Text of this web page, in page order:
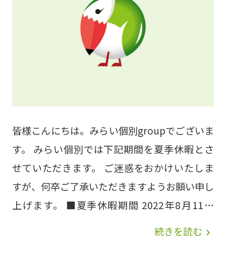
皆様こんにちは。みらい個別groupでございま
す。 みらい個別では下記期間を夏季休暇とさ
せていただきます。 ご迷惑をおかけいたしま
すが、何卒ご了承いただきますようお願い申し
上げます。 ■夏季休暇期間 2022年8月11日
（木） から 8月17日（水） まで ※上記期間
続きを読む navigate_next